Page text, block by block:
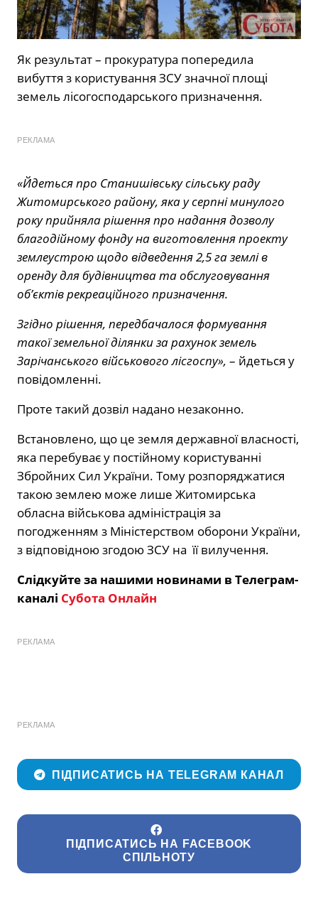
Як результат – прокуратура попередила
вибуття з користування ЗСУ значної площі
земель лісогосподарського призначення.
РЕКЛАМА
«Йдеться про Станишівську сільську раду
Житомирського району, яка у серпні минулого
року прийняла рішення про надання дозволу
благодійному фонду на виготовлення проекту
землеустрою щодо відведення 2,5 га землі в
оренду для будівництва та обслуговування
об’єктів рекреаційного призначення.
Згідно рішення, передбачалося формування
такої земельної ділянки за рахунок земель
Зарічанського військового лісгоспу», – йдеться у
повідомленні.
Проте такий дозвіл надано незаконно.
Встановлено, що це земля державної власності,
яка перебуває у постійному користуванні
Збройних Сил України. Тому розпоряджатися
такою землею може лише Житомирська
обласна військова адміністрація за
погодженням з Міністерством оборони України,
з відповідною згодою ЗСУ на її вилучення.
Слідкуйте за нашими новинами в Телеграм-
каналі Субота Онлайн
РЕКЛАМА
РЕКЛАМА
ПІДПИСАТИСЬ НА TELEGRAM КАНАЛ
ПІДПИСАТИСЬ НА FACEBOOK
СПІЛЬНОТУ